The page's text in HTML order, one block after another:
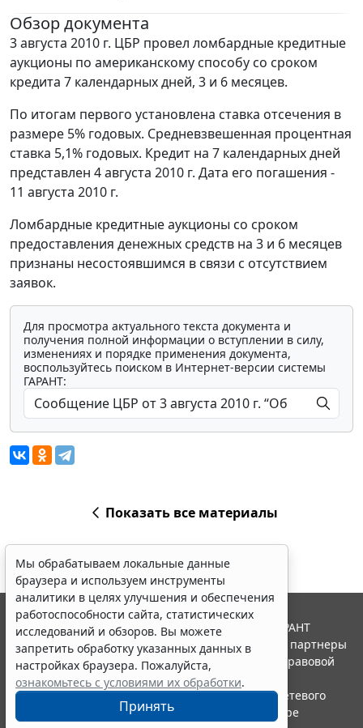
Обзор документа
3 августа 2010 г. ЦБР провел ломбардные кредитные
аукционы по американскому способу со сроком
кредита 7 календарных дней, 3 и 6 месяцев.
По итогам первого установлена ставка отсечения в
размере 5% годовых. Средневзвешенная процентная
ставка 5,1% годовых. Кредит на 7 календарных дней
представлен 4 августа 2010 г. Дата его погашения -
11 августа 2010 г.
Ломбардные кредитные аукционы со сроком
предоставления денежных средств на 3 и 6 месяцев
признаны несостоявшимся в связи с отсутствием
заявок.
Для просмотра актуального текста документа и
получения полной информации о вступлении в силу,
изменениях и порядке применения документа,
воспользуйтесь поиском в Интернет-версии системы
ГАРАНТ:
Показать все материалы
Мы обрабатываем локальные данные
браузера и используем инструменты
аналитики в целях улучшения и обеспечения
работоспособности сайта, статистических
исследований и обзоров. Вы можете
запретить обработку указанных данных в
настройках браузера. Пожалуйста,
ознакомьтесь с условиями их обработки.
Принять
© ООО "НПП "ГАРАНТ-СЕРВИС", 2026. Система ГАРАНТ
выпускается с 1990 года. Компания "Гарант" и ее партнеры
являются участниками Российской ассоциации правовой
информации ГАРАНТ.
Портал ГАРАНТ.РУ зарегистрирован в качестве сетевого
издания Федеральной службой по надзору в сфере